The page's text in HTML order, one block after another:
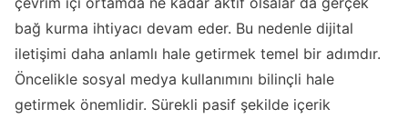
bağ kurma ihtiyacı devam eder. Bu nedenle dijital
iletişimi daha anlamlı hale getirmek temel bir adımdır.
Öncelikle sosyal medya kullanımını bilinçli hale
getirmek önemlidir. Sürekli pasif şekilde içerik